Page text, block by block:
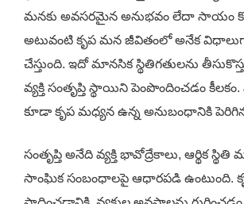
మనకు అవసరమైన అనుభవం లేదా సాయం
అటువంటి కృప మన జీవితంలో అనేక
చేస్తుంది. ఇదో మానసిక స్థితిగతులను
వ్యక్తి సంతృప్తి స్థాయిని పెంపొందించడం
కూడా కృప మధ్యన ఉన్న అనుబంధానికి
సంతృప్తి అనేది వ్యక్తి భావోద్రేకాలు, ఆర్థిక
సాంఘిక సంబంధాలపై ఆధారపడి ఉంటుంది.